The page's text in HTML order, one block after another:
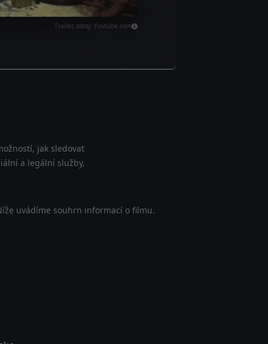
Trailer, zdroj: Youtube.com
jak sledovat
a legální služby,
uvádíme souhrn informací o filmu.